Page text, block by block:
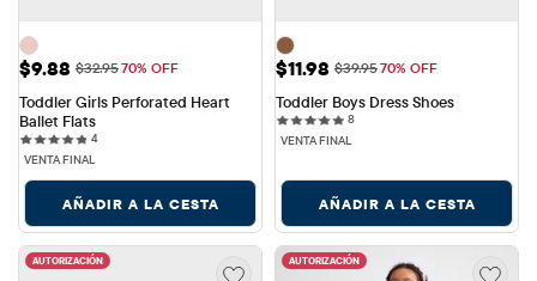
Precio de venta: $9.88
$9.88 Precio original: $32.95
$32.9570% OFF
Toddler Girls Perforated Heart
Ballet Flats
44 reviews
VENTA FINAL
AÑADIR A LA CESTA
Precio de venta: $11.98
$11.98 Precio original: $39.95
$39.9570% OFF
Toddler Boys Dress Shoes
88 reviews
VENTA FINAL
AÑADIR A LA CESTA
AUTORIZACIÓN AUTORIZACIÓN